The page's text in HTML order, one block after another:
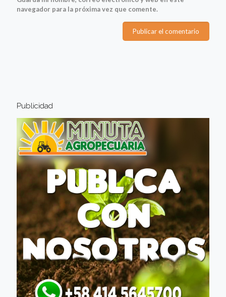
navegador para la próxima vez que comente.
Publicidad